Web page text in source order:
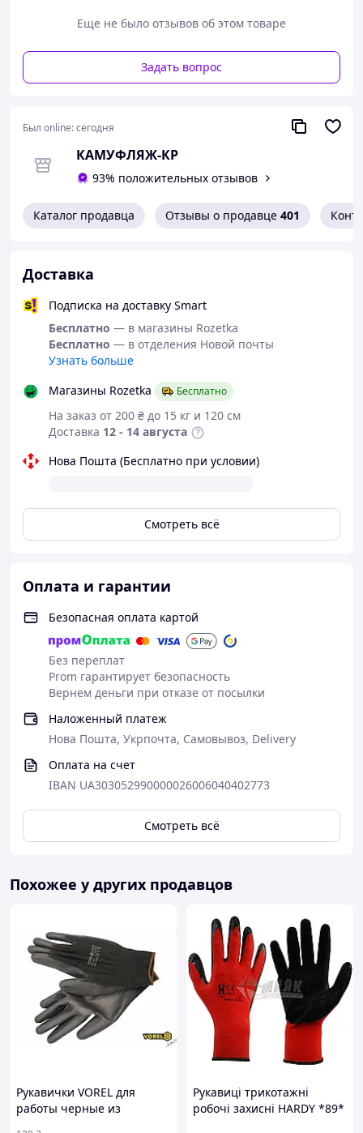
захвата во влажных и сухих условиях
Усиленный палец для дополнительной защиты и
долговечности
Ремешок для надежного крепления
Двухстороннее покрытие для долговечности
Еще не было отзывов об этом товаре
Задать вопрос
Был online:сегодня
КАМУФЛЯЖ-КР
93% положительных отзывов
Каталог продавца Отзывы о продавце 401
Доставка
Подписка на доставку Smart
Бесплатно — в магазины Rozetka
Бесплатно — в отделения Новой почты
Узнать больше
Магазины Rozetka
Бесплатно
На заказ от 200 ₴ до 15 кг и 120 см
Доставка 12 - 14 августа
Нова Пошта (Бесплатно при условии)
Смотреть всё
Оплата и гарантии
Безопасная оплата картой
Без переплат
Prom гарантирует безопасность
Вернем деньги при отказе от посылки
Наложенный платеж
Нова Пошта, Укрпочта, Самовывоз, Delivery
Оплата на счет
IBAN UA303052990000026006040402773
Смотреть всё
Похожее у других продавцов
Рукавички VOREL для
работы черные из
Рукавиці трикотажні
робочі захисні HARDY *89*